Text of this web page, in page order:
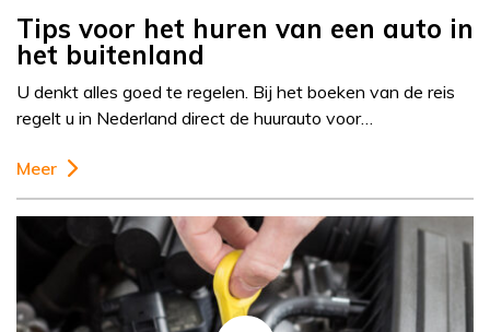
Tips voor het huren van een auto in
het buitenland
U denkt alles goed te regelen. Bij het boeken van de reis
regelt u in Nederland direct de huurauto voor…
Meer